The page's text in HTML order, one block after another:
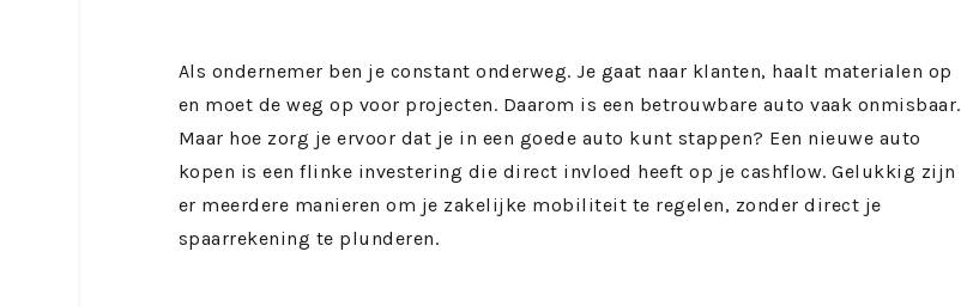
Als ondernemer ben je constant onderweg. Je gaat naar klanten, haalt materialen op
en moet de weg op voor projecten. Daarom is een betrouwbare auto vaak onmisbaar.
Maar hoe zorg je ervoor dat je in een goede auto kunt stappen? Een nieuwe auto
kopen is een flinke investering die direct invloed heeft op je cashflow. Gelukkig zijn
er meerdere manieren om je zakelijke mobiliteit te regelen, zonder direct je
spaarrekening te plunderen.